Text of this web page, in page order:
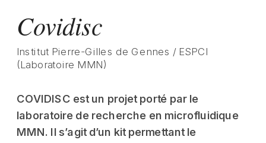
Covidisc
Institut Pierre-Gilles de Gennes / ESPCI
(Laboratoire MMN)
COVIDISC est un projet porté par le
laboratoire de recherche en microfluidique
MMN. Il s’agit d’un kit permettant le